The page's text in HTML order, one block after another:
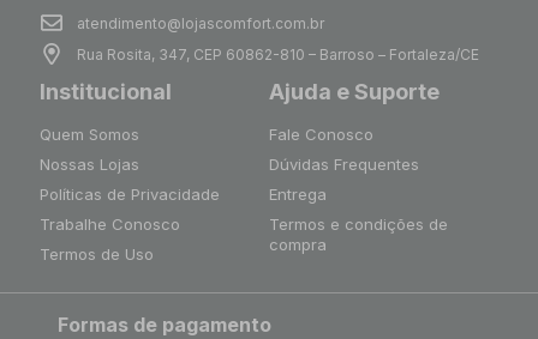
atendimento@lojascomfort.com.br
Rua Rosita, 347, CEP 60862-810 – Barroso – Fortaleza/CE
Institucional
Quem Somos
Nossas Lojas
Políticas de Privacidade
Trabalhe Conosco
Termos de Uso
Ajuda e Suporte
Fale Conosco
Dúvidas Frequentes
Entrega
Termos e condições de
compra
Formas de pagamento